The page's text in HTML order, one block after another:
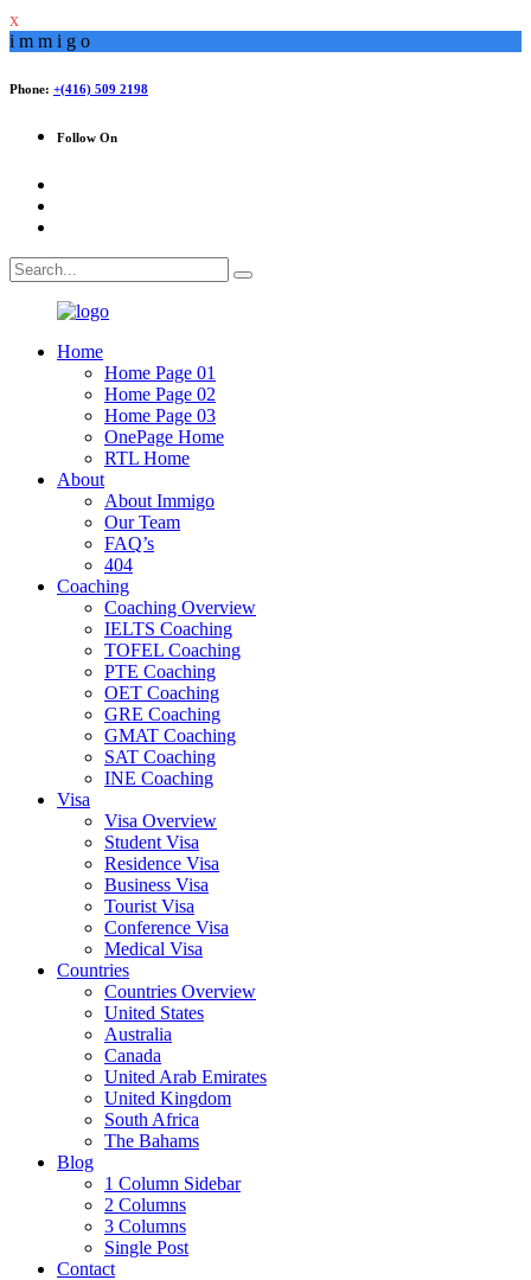
x
i m m i g o
Phone: +(416) 509 2198
Follow On
Home
Home Page 01
Home Page 02
Home Page 03
OnePage Home
RTL Home
About
About Immigo
Our Team
FAQ’s
404
Coaching
Coaching Overview
IELTS Coaching
TOFEL Coaching
PTE Coaching
OET Coaching
GRE Coaching
GMAT Coaching
SAT Coaching
INE Coaching
Visa
Visa Overview
Student Visa
Residence Visa
Business Visa
Tourist Visa
Conference Visa
Medical Visa
Countries
Countries Overview
United States
Australia
Canada
United Arab Emirates
United Kingdom
South Africa
The Bahams
Blog
1 Column Sidebar
2 Columns
3 Columns
Single Post
Contact